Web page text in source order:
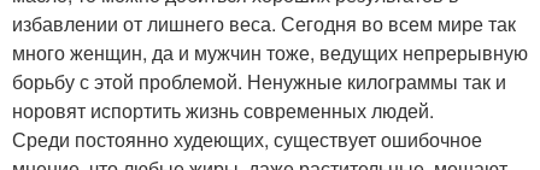
избавлении от лишнего веса. Сегодня во всем мире так
много женщин, да и мужчин тоже, ведущих непрерывную
борьбу с этой проблемой. Ненужные килограммы так и
норовят испортить жизнь современных людей.
Среди постоянно худеющих, существует ошибочное